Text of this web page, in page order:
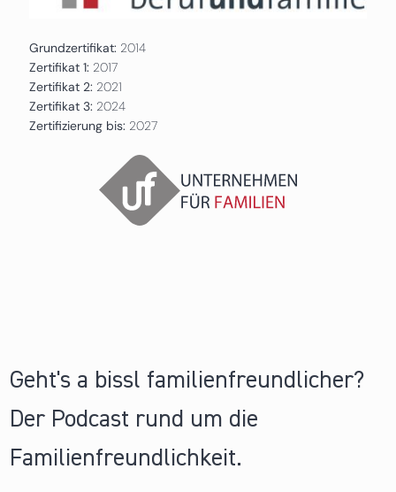
Grundzertifikat: 2014
Zertifikat 1: 2017
Zertifikat 2: 2021
Zertifikat 3: 2024
Zertifizierung bis: 2027
Geht's a bissl familienfreundlicher?
Der Podcast rund um die
Familienfreundlichkeit.